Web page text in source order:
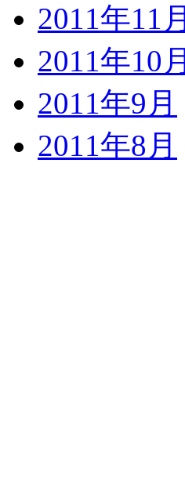
2011年11月
2011年10月
2011年9月
2011年8月